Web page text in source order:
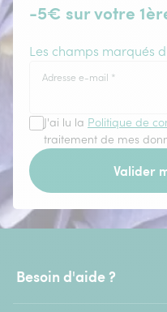
-5€ sur votre
Les champs marqués
Adresse e-mail *
J'ai lu la Politique de
traitement de mes
Valider
Besoin d'aide ?